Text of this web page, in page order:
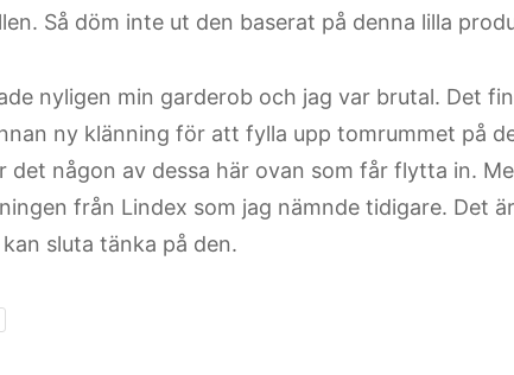
Så döm inte ut den baserat på denna lilla
nyligen min garderob och jag var brutal. Det
ny klänning för att fylla upp tomrummet på
det någon av dessa här ovan som får flytta in.
från Lindex som jag nämnde tidigare. Det
sluta tänka på den.